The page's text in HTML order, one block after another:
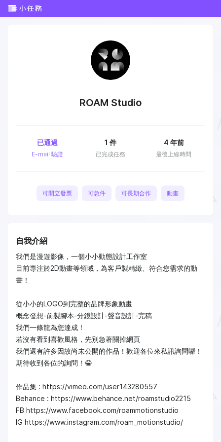
ROAM Studio
E-mail 驗證
已通過
已完成任務
1 件
最後上線時間
4 年前
可開立發票 可急件 可長期合作 動畫
自我介紹
我們是漫遊影像，一個小小動態設計工作室
目前專注於2D動畫等領域，為客戶製精緻、符合您需求的動
畫！
從小小的LOGO到完整的品牌形象動畫
概念發想-前製腳本-分鏡設計-聲音設計-完稿
我們一條龍為您達成！
若沒有看到喜歡風格，先別急著關掉網頁
我們還有許多因故尚未公開的作品！歡迎各位來私訊詢問囉！
期待收到各位的詢問！😁
作品集 : https://vimeo.com/user143280557
Behance : https://www.behance.net/roamstudio2215
FB https://www.facebook.com/roammotionstudio
IG https://www.instagram.com/roam_motionstudio/